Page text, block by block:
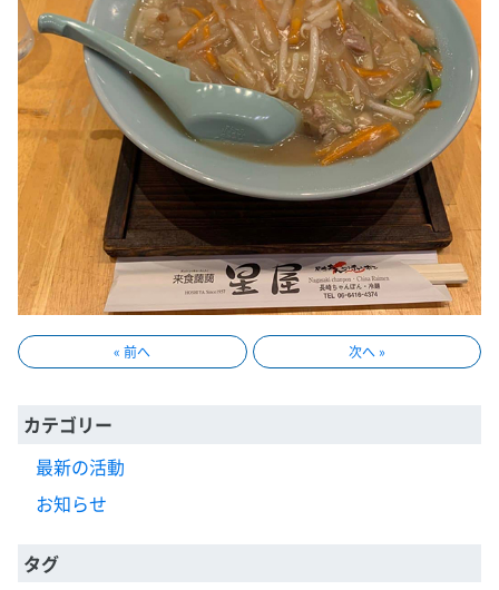
« 前へ 次へ »
カテゴリー
最新の活動
お知らせ
タグ